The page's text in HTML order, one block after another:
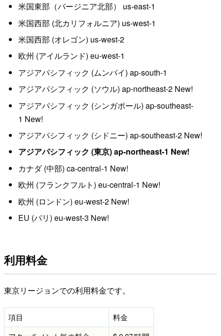
米国東部（バージニア北部） us-east-1
米国西部 (北カリフォルニア) us-west-1
米国西部 (オレゴン) us-west-2
欧州 (アイルランド) eu-west-1
アジアパシフィック (ムンバイ) ap-south-1
アジアパシフィック (ソウル) ap-northeast-2 New!
アジアパシフィック (シンガポール) ap-southeast-
1 New!
アジアパシフィック (シドニー) ap-southeast-2 New!
アジアパシフィック (東京) ap-northeast-1 New!
カナダ (中部) ca-central-1 New!
欧州 (フランクフルト) eu-central-1 New!
欧州 (ロンドン) eu-west-2 New!
EU (パリ) eu-west-3 New!
利用料金
東京リージョンでの利用料金です。
項目
料金